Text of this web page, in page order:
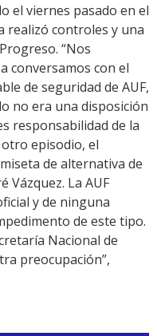
el viernes pasado en el
realizó controles y una
“Nos
conversamos con el
de seguridad de AUF,
no era una disposición
responsabilidad de la
otro episodio, el
de alternativa de
Vázquez. La AUF
y de ninguna
de este tipo.
Nacional de
preocupación”,